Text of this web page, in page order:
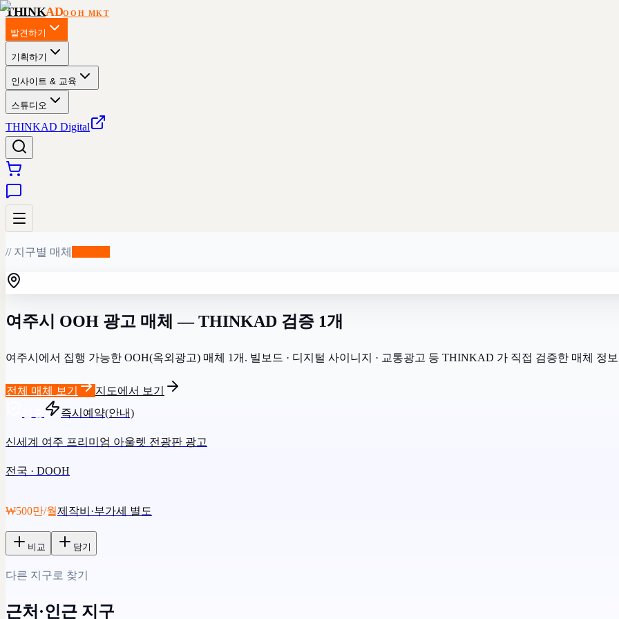
THINKADOOH MKT
발견하기
기획하기
인사이트 & 교육
스튜디오
THINKAD Digital
// 지구별 매체
여주시 OOH 광고 매체 — THINKAD 검증 1개
여주시에서 집행 가능한 OOH(옥외광고) 매체 1개. 빌보드 · 디지털 사이니지 · 교통광고 등 THINKAD 가 직접 검증한 매체 정
전체 매체 보기
지도에서 보기
즉시예약(안내)
신세계 여주 프리미엄 아울렛 전광판 광고
전국 · DOOH
₩500만/월제작비·부가세 별도
비교 담기
다른 지구로 찾기
근처·인근 지구